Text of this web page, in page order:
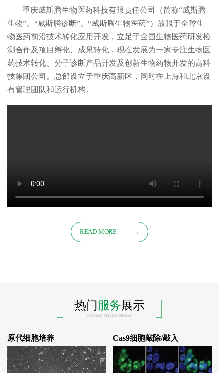
重庆威斯腾生物医药科技有限责任公司（简称“威斯腾
生物”、“威斯腾诊断”、“威斯腾生物医药”）放眼于全球生
物医药前沿技术转化应用开发，立足于全国生物医药研发检
测合作及项目孵化、成果转化，现在发展为一家专注生物医
药技术转化、分子诊断产品开发及创新生物药物开发的高科
技集团公司。总部设立于重庆高新区，同时在上海和北京设
有管理团队和运行机构。
READ MORE →
热门服务展示
POPULAR SERVICE DISPLAY
原代细胞培养 Cas9细胞敲除/敲入